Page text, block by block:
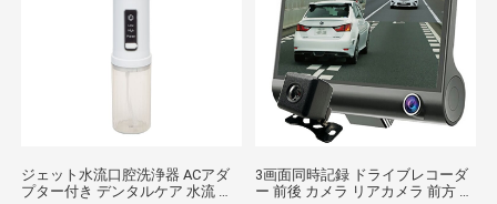
ジェット水流口腔洗浄器 ACアダ
プター付き デンタルケア 水流 歯
3画面同時記録 ドライブレコーダ
ー 前後 カメラ リアカメラ 前方 後